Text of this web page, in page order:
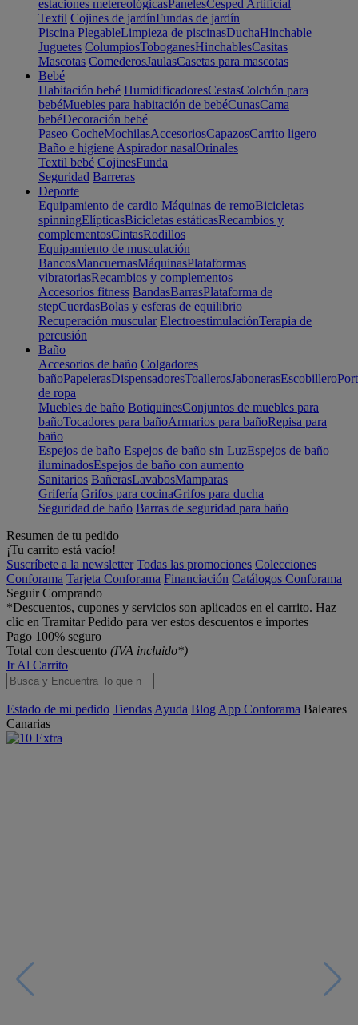
estaciones metereológicasPanelesCesped Artificial
Textil Cojines de jardínFundas de jardín
Piscina PlegableLimpieza de piscinasDuchaHinchable
Juguetes ColumpiosToboganesHinchablesCasitas
Mascotas ComederosJaulasCasetas para mascotas
Bebé
Habitación bebé HumidificadoresCestasColchón para
bebéMuebles para habitación de bebéCunasCama
bebéDecoración bebé
Paseo CocheMochilasAccesoriosCapazosCarrito ligero
Baño e higiene Aspirador nasalOrinales
Textil bebé CojinesFunda
Seguridad Barreras
Deporte
Equipamiento de cardio Máquinas de remoBicicletas
spinningElípticasBicicletas estáticasRecambios y
complementosCintasRodillos
Equipamiento de musculación
BancosMancuernasMáquinasPlataformas
vibratoriasRecambios y complementos
Accesorios fitness BandasBarrasPlataforma de
stepCuerdasBolas y esferas de equilibrio
Recuperación muscular ElectroestimulaciónTerapia de
percusión
Baño
Accesorios de baño Colgadores
bañoPapelerasDispensadoresToallerosJabonerasEscobillero
de ropa
Muebles de baño BotiquinesConjuntos de muebles para
bañoTocadores para bañoArmarios para bañoRepisa para
baño
Espejos de baño Espejos de baño sin LuzEspejos de baño
iluminadosEspejos de baño con aumento
Sanitarios BañerasLavabosMamparas
Grifería Grifos para cocinaGrifos para ducha
Seguridad de baño Barras de seguridad para baño
Resumen de tu pedido
¡Tu carrito está vacío!
Suscríbete a la newsletter Todas las promociones Colecciones
Conforama Tarjeta Conforama Financiación Catálogos Conforama
Seguir Comprando
*Descuentos, cupones y servicios son aplicados en el carrito. Haz
clic en Tramitar Pedido para ver estos descuentos e importes
Pago 100% seguro
Total con descuento (IVA incluido*)
Ir Al Carrito
Estado de mi pedido Tiendas Ayuda Blog App Conforama Baleares
Canarias